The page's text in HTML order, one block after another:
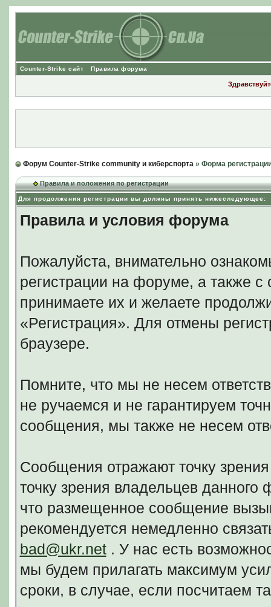
Counter-Strike сайт Правила форума
Форум Counter-Strike community и киберспорта» Форма
Правила и положения по регистрации
Для продолжения регистрации вы должны принять нижеследующее:
Правила и условия форума
Пожалуйста, внимательно
регистрации на форуме, а также
принимаете их и желаете
«Регистрация». Для отмены
браузере.
Помните, что мы не несем
не ручаемся и не гарантируем
сообщения, мы также не несем
Сообщения отражают точку
точку зрения владельцев
что размещенное сообщение
рекомендуется немедленно
bad@ukr.net. У нас есть
мы будем прилагать максимум
сроки, в случае, если посчитаем